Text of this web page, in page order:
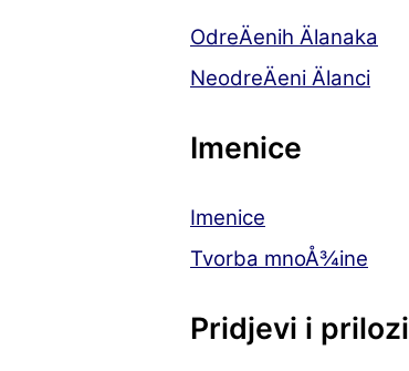
OdreÄenih Älanaka
NeodreÄeni Älanci
Imenice
Imenice
Tvorba mnoÅ¾ine
Pridjevi i prilozi